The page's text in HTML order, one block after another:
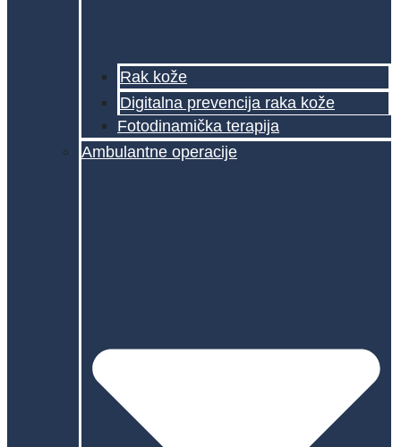
Rak kože
Digitalna prevencija raka kože
Fotodinamička terapija
Ambulantne operacije